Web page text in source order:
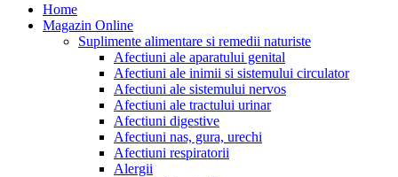
Home
Magazin Online
Suplimente alimentare si remedii naturiste
Afectiuni ale aparatului genital
Afectiuni ale inimii si sistemului circulator
Afectiuni ale sistemului nervos
Afectiuni ale tractului urinar
Afectiuni digestive
Afectiuni nas, gura, urechi
Afectiuni respiratorii
Alergii